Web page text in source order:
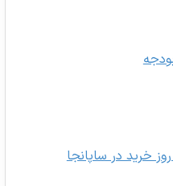
خرید در ساپانجا